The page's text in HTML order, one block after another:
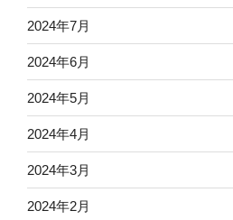
2024年7月
2024年6月
2024年5月
2024年4月
2024年3月
2024年2月